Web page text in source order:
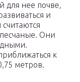
для нее почве,
и
Они
к
метров.